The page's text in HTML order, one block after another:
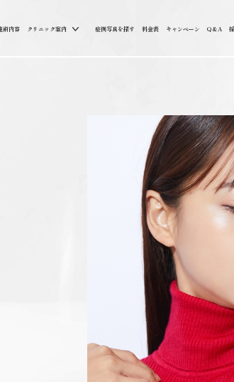
術内容 クリニック案内 症例写真を探す 料金表 キャンペーン Q&A